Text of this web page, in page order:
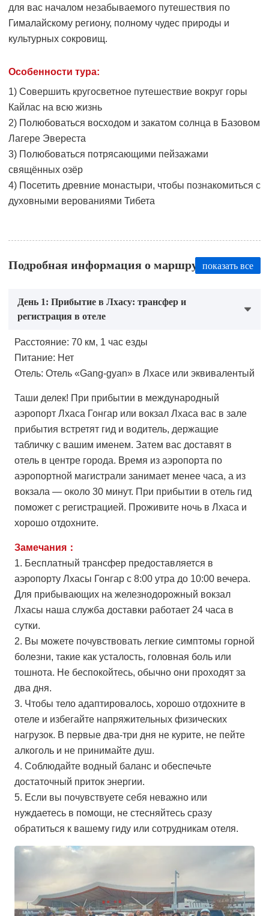
для вас началом незабываемого путешествия по
Гималайскому региону, полному чудес природы и
культурных сокровищ.
Особенности тура:
1) Совершить кругосветное путешествие вокруг горы
Кайлас на всю жизнь
2) Полюбоваться восходом и закатом солнца в Базовом
Лагере Эвереста
3) Полюбоваться потрясающими пейзажами
свящённых озёр
4) Посетить древние монастыри, чтобы познакомиться с
духовными верованиями Тибета
Подробная информация о маршрутепоказать все
День 1: Прибытие в Лхасу: трансфер и
регистрация в отеле
Расстояние: 70 км, 1 час езды
Питание: Нет
Отель: Отель «Gang-gyan» в Лхасе или эквивалентый
Таши делек! При прибытии в международный
аэропорт Лхаса Гонгар или вокзал Лхаса вас в зале
прибытия встретят гид и водитель, держащие
табличку с вашим именем. Затем вас доставят в
отель в центре города. Время из аэропорта по
аэропортной магистрали занимает менее часа, а из
вокзала — около 30 минут. При прибытии в отель гид
поможет с регистрацией. Проживите ночь в Лхаса и
хорошо отдохните.
Замечания：
1. Бесплатный трансфер предоставляется в
аэропорту Лхасы Гонгар с 8:00 утра до 10:00 вечера.
Для прибывающих на железнодорожный вокзал
Лхасы наша служба доставки работает 24 часа в
сутки.
2. Вы можете почувствовать легкие симптомы горной
болезни, такие как усталость, головная боль или
тошнота. Не беспокойтесь, обычно они проходят за
два дня.
3. Чтобы тело адаптировалось, хорошо отдохните в
отеле и избегайте напряжительных физических
нагрузок. В первые два-три дня не курите, не пейте
алкоголь и не принимайте душ.
4. Соблюдайте водный баланс и обеспечьте
достаточный приток энергии.
5. Если вы почувствуете себя неважно или
нуждаетесь в помощи, не стесняйтесь сразу
обратиться к вашему гиду или сотрудникам отеля.